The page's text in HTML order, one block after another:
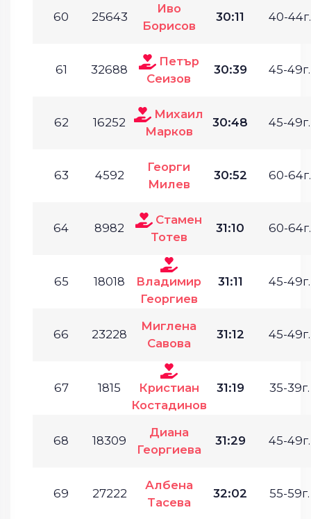
60 25643
Иво
Борисов
30:11 40-44г.
61 32688
Петър
Сеизов
30:39 45-49г.
62 16252
Михаил
Марков
30:48 45-49г.
63 4592
Георги
Милев
30:52 60-64г.
64 8982
Стамен
Тотев
31:10 60-64г.
65 18018
Владимир
Георгиев
31:11 45-49г.
66 23228
Миглена
Савова
31:12 45-49г.
67 1815
Кристиан
Костадинов
31:19 35-39г.
68 18309
Диана
Георгиева
31:29 45-49г.
69 27222
Албена
Тасева
32:02 55-59г.